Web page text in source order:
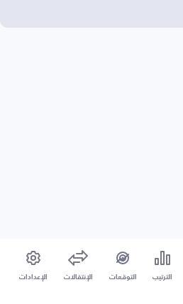
الترتيب التوقعات الإنتقالات الإعدادات